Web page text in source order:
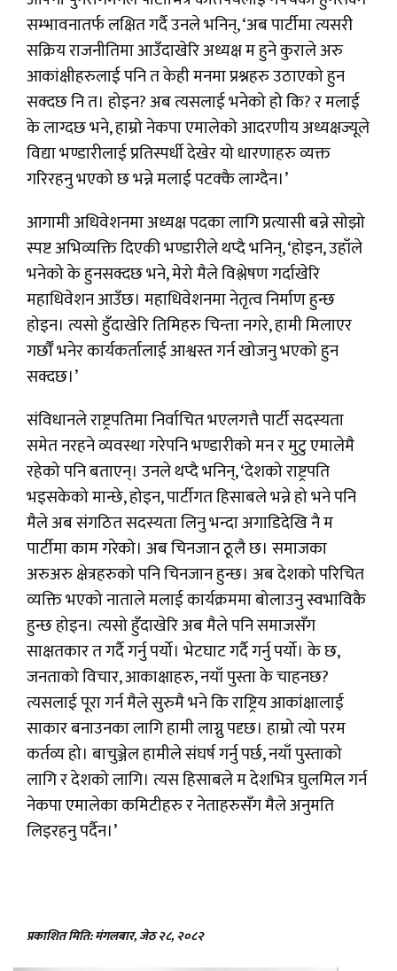
सम्भावनातर्फ लक्षित गर्दै उनले भनिन्, ‘अब पार्टीमा त्यसरी
सक्रिय राजनीतिमा आउँदाखेरि अध्यक्ष म हुने कुराले अरु
आकांक्षीहरुलाई पनि त केही मनमा प्रश्नहरु उठाएको हुन
सक्दछ नि त। होइन? अब त्यसलाई भनेको हो कि? र मलाई
के लाग्दछ भने, हाम्रो नेकपा एमालेको आदरणीय अध्यक्षज्यूले
विद्या भण्डारीलाई प्रतिस्पर्धी देखेर यो धारणाहरु व्यक्त
गरिरहनु भएको छ भन्ने मलाई पटक्कै लाग्दैन।’
आगामी अधिवेशनमा अध्यक्ष पदका लागि प्रत्यासी बन्ने सोझो
स्पष्ट अभिव्यक्ति दिएकी भण्डारीले थप्दै भनिन्, ‘होइन, उहाँले
भनेको के हुनसक्दछ भने, मेरो मैले विश्लेषण गर्दाखेरि
महाधिवेशन आउँछ। महाधिवेशनमा नेतृत्व निर्माण हुन्छ
होइन। त्यसो हुँदाखेरि तिमिहरु चिन्ता नगरे, हामी मिलाएर
गर्छौँ भनेर कार्यकर्तालाई आश्वस्त गर्न खोजनु भएको हुन
सक्दछ।’
संविधानले राष्ट्रपतिमा निर्वाचित भएलगत्तै पार्टी सदस्यता
समेत नरहने व्यवस्था गरेपनि भण्डारीको मन र मुटु एमालेमै
रहेको पनि बताएन्। उनले थप्दै भनिन्, ‘देशको राष्ट्रपति
भइसकेको मान्छे, होइन, पार्टीगत हिसाबले भन्ने हो भने पनि
मैले अब संगठित सदस्यता लिनु भन्दा अगाडिदेखि नै म
पार्टीमा काम गरेको। अब चिनजान ठूलै छ। समाजका
अरुअरु क्षेत्रहरुको पनि चिनजान हुन्छ। अब देशको परिचित
व्यक्ति भएको नाताले मलाई कार्यक्रममा बोलाउनु स्वभाविकै
हुन्छ होइन। त्यसो हुँदाखेरि अब मैले पनि समाजसँग
साक्षतकार त गर्दै गर्नु पर्यो। भेटघाट गर्दै गर्नु पर्यो। के छ,
जनताको विचार, आकाक्षाहरु, नयाँ पुस्ता के चाहनछ?
त्यसलाई पूरा गर्न मैले सुरुमै भने कि राष्ट्रिय आकांक्षालाई
साकार बनाउनका लागि हामी लाग्नु पदृछ। हाम्रो त्यो परम
कर्तव्य हो। बाचुञ्जेल हामीले संघर्ष गर्नु पर्छ, नयाँ पुस्ताको
लागि र देशको लागि। त्यस हिसाबले म देशभित्र घुलमिल गर्न
नेकपा एमालेका कमिटीहरु र नेताहरुसँग मैले अनुमति
लिइरहनु पर्दैन।’
प्रकाशित मिति: मंगलबार, जेठ २८, २०८२